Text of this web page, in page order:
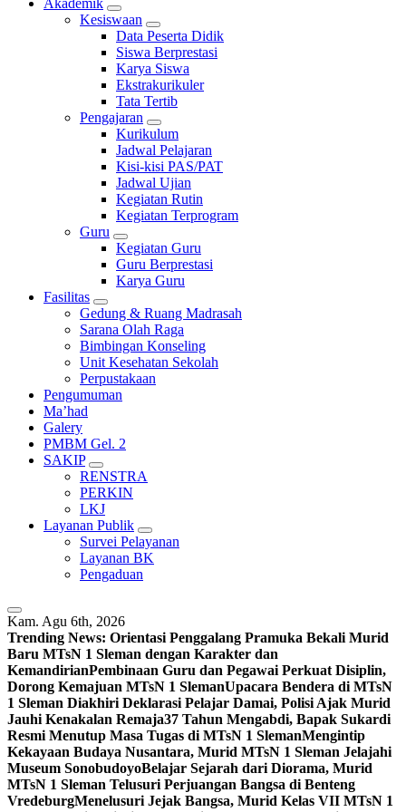
Akademik
Kesiswaan
Data Peserta Didik
Siswa Berprestasi
Karya Siswa
Ekstrakurikuler
Tata Tertib
Pengajaran
Kurikulum
Jadwal Pelajaran
Kisi-kisi PAS/PAT
Jadwal Ujian
Kegiatan Rutin
Kegiatan Terprogram
Guru
Kegiatan Guru
Guru Berprestasi
Karya Guru
Fasilitas
Gedung & Ruang Madrasah
Sarana Olah Raga
Bimbingan Konseling
Unit Kesehatan Sekolah
Perpustakaan
Pengumuman
Ma’had
Galery
PMBM Gel. 2
SAKIP
RENSTRA
PERKIN
LKJ
Layanan Publik
Survei Pelayanan
Layanan BK
Pengaduan
Kam. Agu 6th, 2026
Trending News: Orientasi Penggalang Pramuka Bekali Murid
Baru MTsN 1 Sleman dengan Karakter dan
KemandirianPembinaan Guru dan Pegawai Perkuat Disiplin,
Dorong Kemajuan MTsN 1 SlemanUpacara Bendera di MTsN
1 Sleman Diakhiri Deklarasi Pelajar Damai, Polisi Ajak Murid
Jauhi Kenakalan Remaja37 Tahun Mengabdi, Bapak Sukardi
Resmi Menutup Masa Tugas di MTsN 1 SlemanMengintip
Kekayaan Budaya Nusantara, Murid MTsN 1 Sleman Jelajahi
Museum SonobudoyoBelajar Sejarah dari Diorama, Murid
MTsN 1 Sleman Telusuri Perjuangan Bangsa di Benteng
VredeburgMenelusuri Jejak Bangsa, Murid Kelas VII MTsN 1